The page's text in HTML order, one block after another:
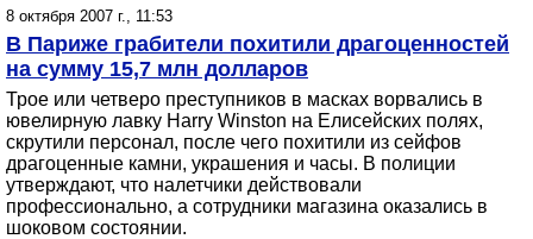
8 октября 2007 г., 11:53
В Париже грабители похитили драгоценностей
на сумму 15,7 млн долларов
Трое или четверо преступников в масках ворвались в
ювелирную лавку Harry Winston на Елисейских полях,
скрутили персонал, после чего похитили из сейфов
драгоценные камни, украшения и часы. В полиции
утверждают, что налетчики действовали
профессионально, а сотрудники магазина оказались в
шоковом состоянии.